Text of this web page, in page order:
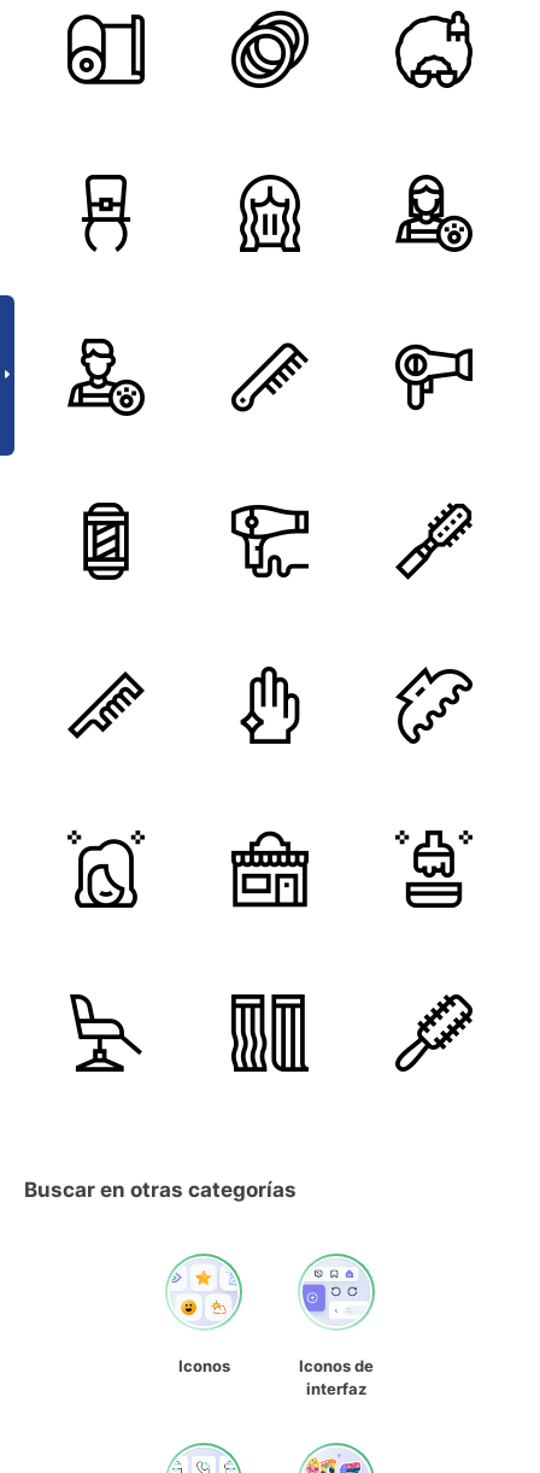
Buscar en otras categorías
Iconos
Iconos de
interfaz